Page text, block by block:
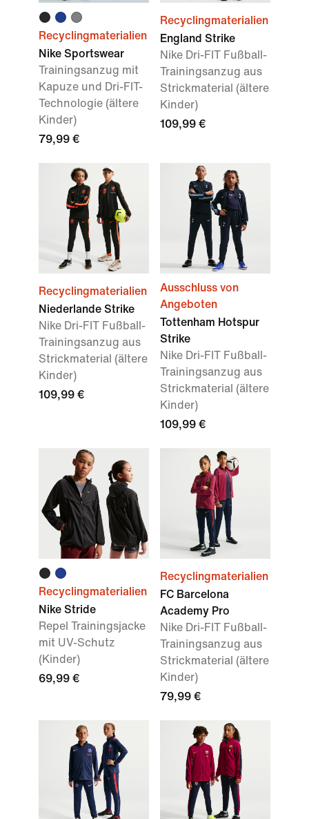
Recyclingmaterialien
Nike Sportswear
Trainingsanzug mit
Kapuze und Dri-FIT-
Technologie (ältere
Kinder)
79,99 €
Recyclingmaterialien
England Strike
Nike Dri-FIT Fußball-
Trainingsanzug aus
Strickmaterial (ältere
Kinder)
109,99 €
Recyclingmaterialien
Niederlande Strike
Nike Dri-FIT Fußball-
Trainingsanzug aus
Strickmaterial (ältere
Kinder)
109,99 €
Ausschluss von
Angeboten
Tottenham Hotspur
Strike
Nike Dri-FIT Fußball-
Trainingsanzug aus
Strickmaterial (ältere
Kinder)
109,99 €
Recyclingmaterialien
Nike Stride
Repel Trainingsjacke
mit UV-Schutz
(Kinder)
69,99 €
Recyclingmaterialien
FC Barcelona
Academy Pro
Nike Dri-FIT Fußball-
Trainingsanzug aus
Strickmaterial (ältere
Kinder)
79,99 €